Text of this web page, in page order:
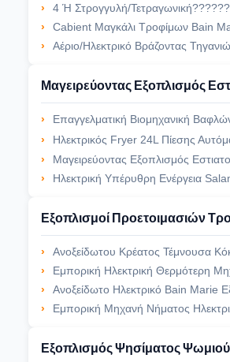
4 Ή Στρογγυλή/Τετραγωνική??????????? Ηλεκτρική Κουζίνα 6
Cabient Μαγκάλι Τροφίμων Bain Marie Σούπας Εστιατορίων Ποδιών Κατώτατων
Αέριο/Ηλεκτρικό Βράζοντας Τηγανιών Εμπορικό Σούπας Θερμότερο 60L
Μαγειρεύοντας Εξοπλισμός
Επαγγελματική Βιομηχανική Βαφλών Κατασκευαστών 220V Μηχανή Βαφλών
Ηλεκτρικός Fryer 24L Πίεσης Αυτόματος Ελεγκτής S/S 304
Μαγειρεύοντας Εξοπλισμός Εστιατορίων Επιτραπέζιων Κορυφών, Ενιαίο/Διπλό
Ηλεκτρική Υπέρυθρη Ενέργεια Salamander Κουζινών - Σχάρα
Εξοπλισμοί Προετοιμασιών
Ανοξείδωτου Κρέατος Τέμνουσα Κόκκαλων Πριονίζοντας Μηχανή Κόκκαλων
Εμπορική Ηλεκτρική Θερμότερη Μηχανή Κουλουριών Χοτ-Ντογκ Με Τον
Ανοξείδωτο Ηλεκτρικό Bain Marie Εξοπλισμών Προετοιμασιών Τροφίμων
Εμπορική Μηχανή Νήματος Ηλεκτρικών Ή Καραμελών Αερίου, Ρόδινη Καραμέλα
Εξοπλισμός Ψησίματος Ψωμιού